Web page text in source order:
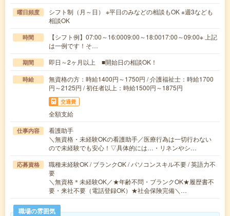
曜日頻度
シフト制（月～日） ※平日のみなどの相談もOK ※週3なども
相談OK
時間
【シフト例】07:00～16:0009:00～18:0017:00～09:00※ 上記
は一例です！そ…
期間 即日～2ヶ月以上 ■開始日の相談OK！
時給
無資格の方：時給1400円～1750円 / 介護福祉士：時給1700
円～2125円 / 初任者以上：時給1500円～1875円
交通費
全額支給
仕事内容
看護助手
＼無資格・未経験OKの看護助手／医療行為は一切行わない
ので未経験でも安心！▽具体的には…・リネンやシ…
応募資格
職種未経験OK / ブランクOK / パソコンスキル不要 / 英語力不
要
＼無資格＊未経験OK／★年齢不問・ブランクOK★履歴書不
要・来社不要（電話登録OK）★社会保険完備＼…
職場の雰囲気